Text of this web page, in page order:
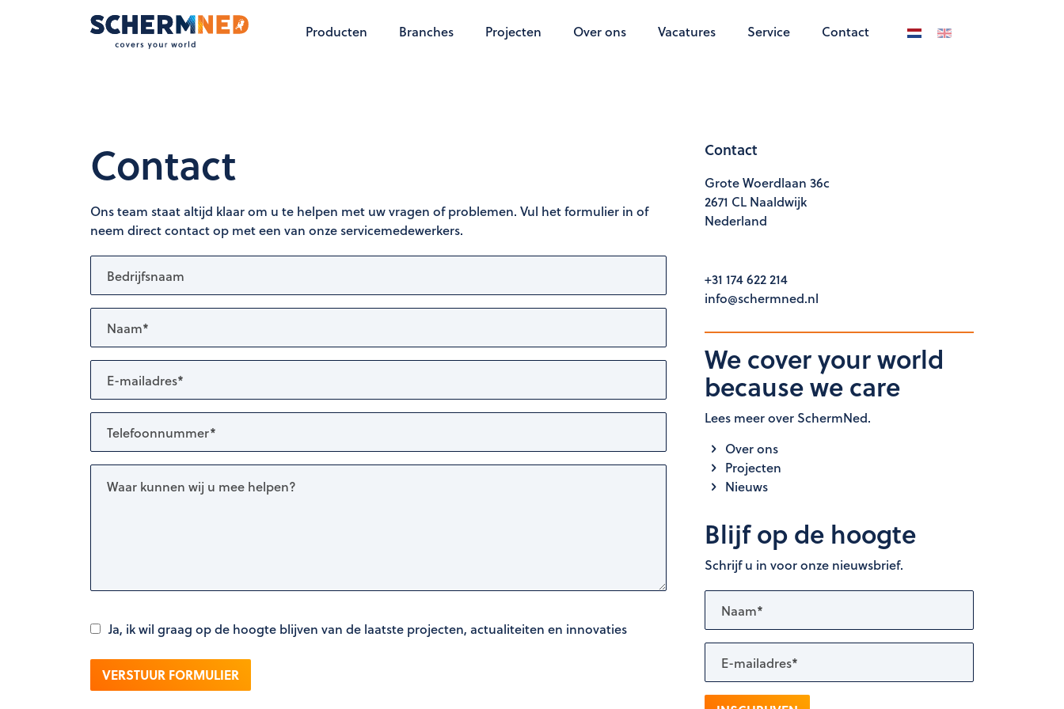
Producten Branches Projecten Over ons Vacatures Service Contact Selecteer de taal
Contact
Ons team staat altijd klaar om u te helpen met uw vragen of problemen. Vul het formulier in of
neem direct contact op met een van onze servicemedewerkers.
Ja, ik wil graag op de hoogte blijven van de laatste projecten, actualiteiten en innovaties
VERSTUUR FORMULIER
Contact
Grote Woerdlaan 36c
2671 CL Naaldwijk
Nederland
+31 174 622 214
info@schermned.nl
We cover your world
because we care
Lees meer over SchermNed.
Over ons
Projecten
Nieuws
Blijf op de hoogte
Schrijf u in voor onze nieuwsbrief.